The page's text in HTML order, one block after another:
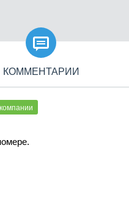

КОММЕНТАРИИ